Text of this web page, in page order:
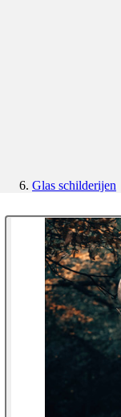
Glas schilderijen